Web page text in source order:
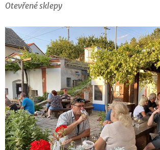
Otevřené sklepy